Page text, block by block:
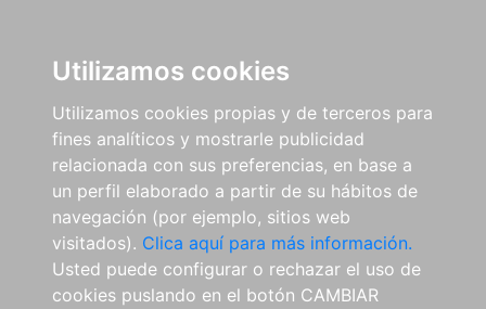
Utilizamos cookies
Utilizamos cookies propias y de terceros para
fines analíticos y mostrarle publicidad
relacionada con sus preferencias, en base a
un perfil elaborado a partir de su hábitos de
navegación (por ejemplo, sitios web
visitados). Clica aquí para más información.
Usted puede configurar o rechazar el uso de
cookies puslando en el botón CAMBIAR